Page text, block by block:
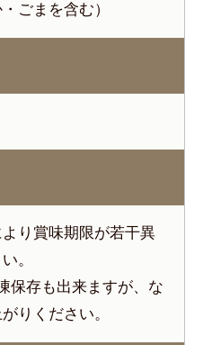
ごまを含む）
り賞味期限が若干異
。
保存も出来ますが、な
りください。